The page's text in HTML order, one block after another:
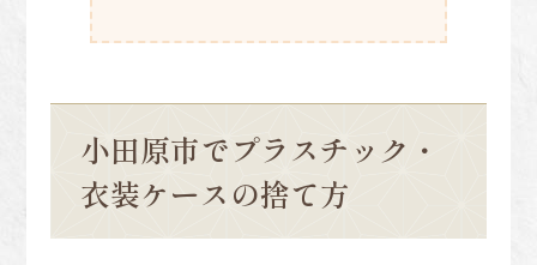
小田原市でプラスチック・
衣装ケースの捨て方